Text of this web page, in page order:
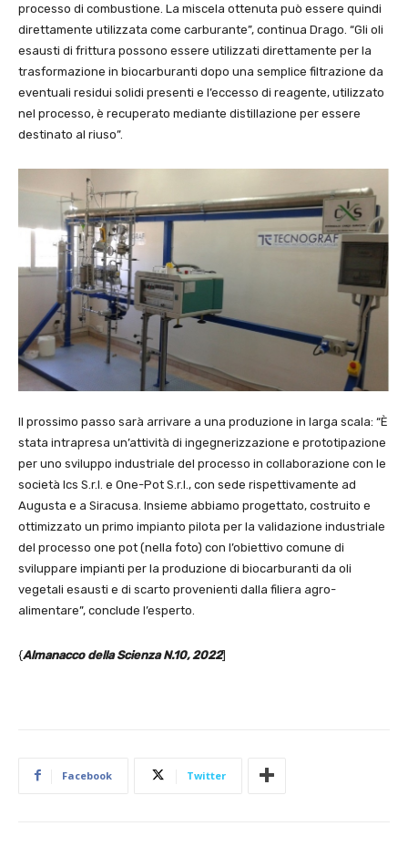
processo di combustione. La miscela ottenuta può essere quindi
direttamente utilizzata come carburante”, continua Drago. “Gli oli
esausti di frittura possono essere utilizzati direttamente per la
trasformazione in biocarburanti dopo una semplice filtrazione da
eventuali residui solidi presenti e l’eccesso di reagente, utilizzato
nel processo, è recuperato mediante distillazione per essere
destinato al riuso”.
Il prossimo passo sarà arrivare a una produzione in larga scala: “È
stata intrapresa un’attività di ingegnerizzazione e prototipazione
per uno sviluppo industriale del processo in collaborazione con le
società Ics S.r.l. e One-Pot S.r.l., con sede rispettivamente ad
Augusta e a Siracusa. Insieme abbiamo progettato, costruito e
ottimizzato un primo impianto pilota per la validazione industriale
del processo one pot (nella foto) con l’obiettivo comune di
sviluppare impianti per la produzione di biocarburanti da oli
vegetali esausti e di scarto provenienti dalla filiera agro-
alimentare”, conclude l’esperto.
{Almanacco della Scienza N.10, 2022]
Facebook Twitter